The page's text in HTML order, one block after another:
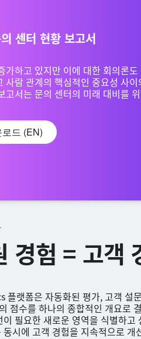
센터 현황 보고서
가하고 있지만 이에 대한 회의론
사람 관계의 핵심적인 중요성 사
고서는 문의 센터의 미래 대비를
드 (EN)
경험 = 고객
플랫폼은 자동화된 평가, 고객 설
점수를 하나의 종합적인 개요로
이 필요한 새로운 영역을 식별하고
동시에 고객 경험을 지속적으로 개